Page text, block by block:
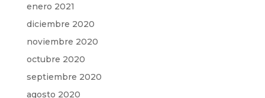
enero 2021
diciembre 2020
noviembre 2020
octubre 2020
septiembre 2020
agosto 2020